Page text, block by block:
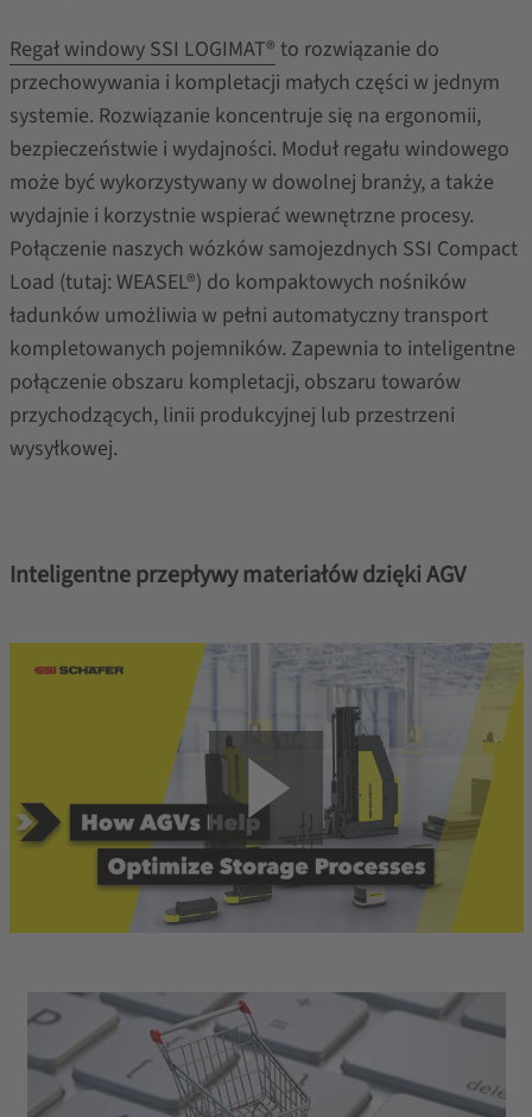
Regał windowy SSI LOGIMAT® to rozwiązanie do
przechowywania i kompletacji małych części w jednym
systemie. Rozwiązanie koncentruje się na ergonomii,
bezpieczeństwie i wydajności. Moduł regału windowego
może być wykorzystywany w dowolnej branży, a także
wydajnie i korzystnie wspierać wewnętrzne procesy.
Połączenie naszych wózków samojezdnych SSI Compact
Load (tutaj: WEASEL®) do kompaktowych nośników
ładunków umożliwia w pełni automatyczny transport
kompletowanych pojemników. Zapewnia to inteligentne
połączenie obszaru kompletacji, obszaru towarów
przychodzących, linii produkcyjnej lub przestrzeni
wysyłkowej.
Inteligentne przepływy materiałów dzięki AGV